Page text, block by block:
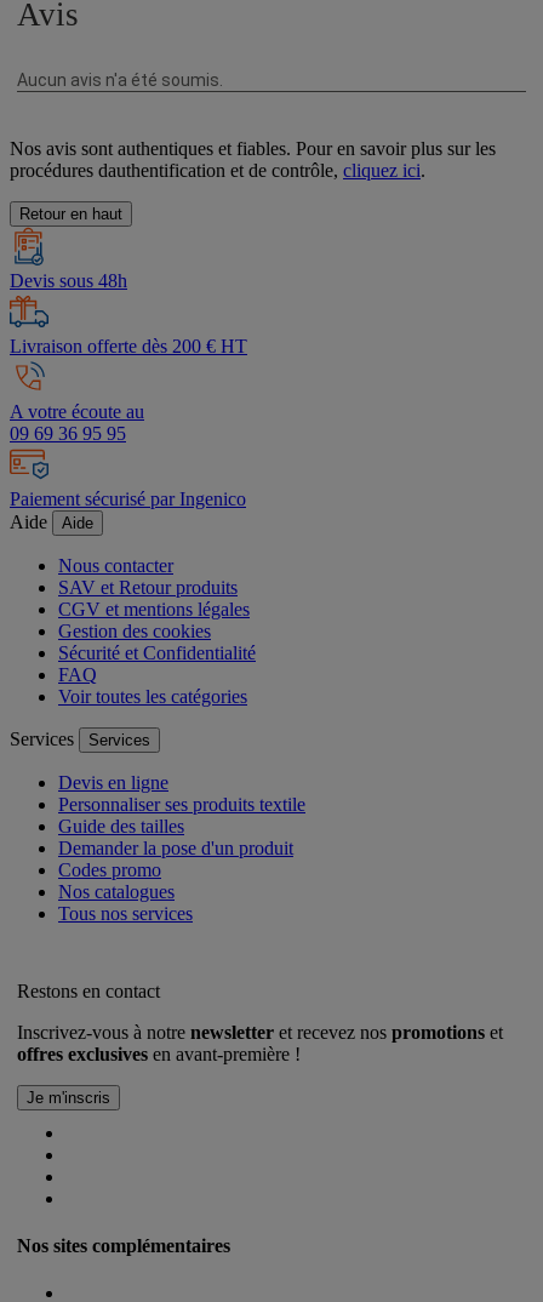
Nos avis sont authentiques et fiables. Pour en savoir plus sur les
procédures dauthentification et de contrôle, cliquez ici.
Retour en haut
Devis sous 48h
Livraison offerte dès 200 € HT
A votre écoute au
09 69 36 95 95
Paiement sécurisé par Ingenico
Aide
Aide
Nous contacter
SAV et Retour produits
CGV et mentions légales
Gestion des cookies
Sécurité et Confidentialité
FAQ
Voir toutes les catégories
Services Services
Devis en ligne
Personnaliser ses produits textile
Guide des tailles
Demander la pose d'un produit
Codes promo
Nos catalogues
Tous nos services
Restons en contact
Inscrivez-vous à notre newsletter et recevez nos promotions et
offres exclusives en avant-première !
Nos sites complémentaires